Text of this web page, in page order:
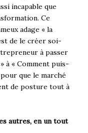
incapable que
Ce
adage « la
de le créer soi-
à passer
à « Comment puis-
que le marché
de posture tout à
autres, en un tout